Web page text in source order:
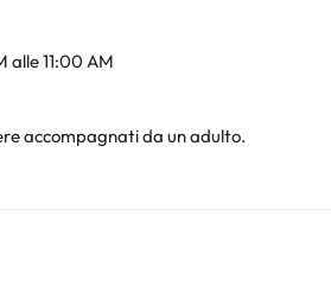
alle 11:00 AM
accompagnati da un adulto.